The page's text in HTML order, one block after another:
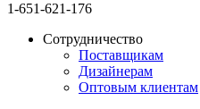
1-651-621-176
Сотрудничество
Поставщикам
Дизайнерам
Оптовым клиентам